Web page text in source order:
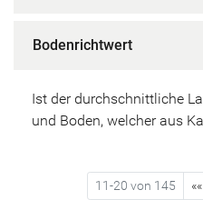
Bodenrichtwert
Ist der durchschnittliche
und Boden, welcher aus
11-20 von 145 ««